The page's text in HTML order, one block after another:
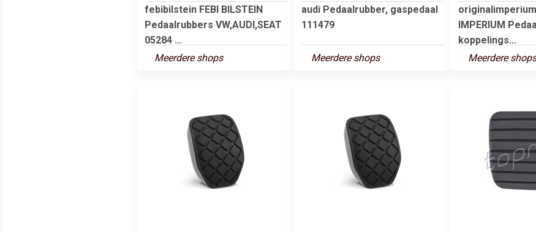
febibilstein FEBI BILSTEIN
Pedaalrubbers VW,AUDI,SEAT
05284 ...
Meerdere shops
audi Pedaalrubber, gaspedaal
111479
Meerdere shops
originalimperium
IMPERIUM
koppelings...
Meerdere shops